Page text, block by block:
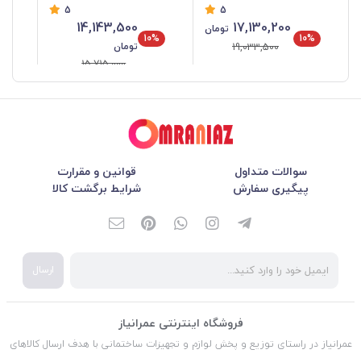
5
10%
17,130,200 تومان
19,033,500
5
10%
14,143,500
تومان
15,715,000
سوالات متداول
قوانین و مقرارت
پیگیری سفارش
شرایط برگشت کالا
ارسال
فروشگاه اینترنتی عمرانیاز
عمرانیاز در راستای توزیع و پخش لوازم و تجهیزات ساختمانی با هدف ارسال کالاهای